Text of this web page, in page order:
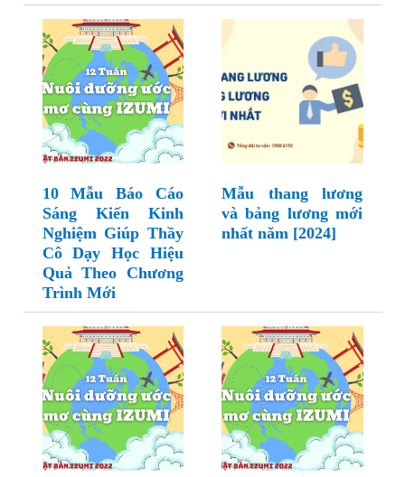
10 Mẫu Báo Cáo
Sáng Kiến Kinh
Nghiệm Giúp Thầy
Cô Dạy Học Hiệu
Quả Theo Chương
Trình Mới
Mẫu thang lương
và bảng lương mới
nhất năm [2024]